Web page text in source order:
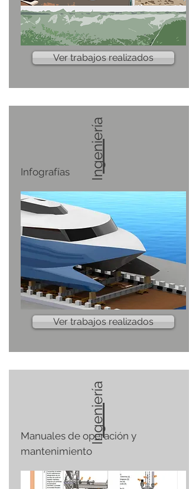
Ver trabajos realizados
Ingeniería
Infografías
Ver trabajos realizados
Ingeniería
Manuales de operación y
mantenimiento